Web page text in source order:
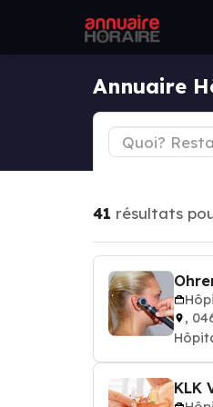
Annuaire
41 résultats
,
KLK